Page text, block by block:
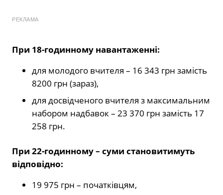
РЕКЛАМА
При 18-годинному навантаженні:
для молодого вчителя – 16 343 грн замість
8200 грн (зараз),
для досвідченого вчителя з максимальним
набором надбавок – 23 370 грн замість 17
258 грн.
При 22-годинному – суми становитимуть
відповідно:
19 975 грн – початківцям,